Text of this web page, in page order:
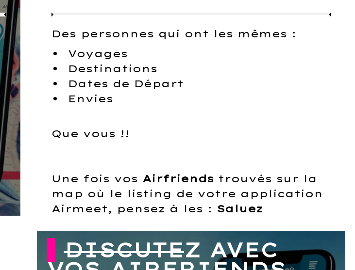
Des personnes qui ont les mêmes :
Voyages
Destinations
Dates de Départ
Envies
Que vous !!
Une fois vos Airfriends trouvés sur la
map où le listing de votre application
Airmeet, pensez à les : Saluez
DISCUTEZ AVEC